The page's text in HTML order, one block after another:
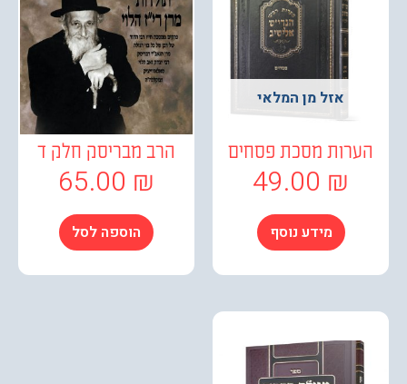
אזל מן המלאי
מסכת פסחים
49.00
מידע נוסף
הרב מבריסק חלק ד
65.00
הוספה לסל